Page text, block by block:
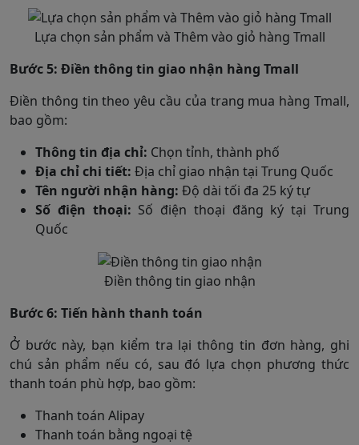
Lựa chọn sản phẩm và Thêm vào giỏ hàng Tmall
Bước 5: Điền thông tin giao nhận hàng Tmall
Điền thông tin theo yêu cầu của trang mua hàng Tmall,
bao gồm:
Thông tin địa chỉ: Chọn tỉnh, thành phố
Địa chỉ chi tiết: Địa chỉ giao nhận tại Trung Quốc
Tên người nhận hàng: Độ dài tối đa 25 ký tự
Số điện thoại: Số điện thoại đăng ký tại Trung
Quốc
Điền thông tin giao nhận
Bước 6: Tiến hành thanh toán
Ở bước này, bạn kiểm tra lại thông tin đơn hàng, ghi
chú sản phẩm nếu có, sau đó lựa chọn phương thức
thanh toán phù hợp, bao gồm:
Thanh toán Alipay
Thanh toán bằng ngoại tệ